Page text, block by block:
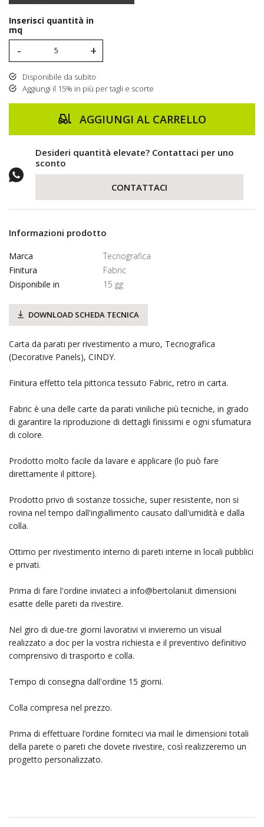
Inserisci quantità in
mq
- +
Disponibile da subito
Aggiungi il 15% in più per tagli e scorte
AGGIUNGI AL CARRELLO
Desideri quantità elevate? Contattaci per uno
sconto
CONTATTACI
Informazioni prodotto
Marca
Tecnografica
Finitura
Fabric
Disponibile in
15 gg
DOWNLOAD SCHEDA TECNICA
Carta da parati per rivestimento a muro, Tecnografica
(Decorative Panels), CINDY.
Finitura effetto tela pittorica tessuto Fabric, retro in carta.
Fabric è una delle carte da parati viniliche più tecniche, in grado
di garantire la riproduzione di dettagli finissimi e ogni sfumatura
di colore.
Prodotto molto facile da lavare e applicare (lo può fare
direttamente il pittore).
Prodotto privo di sostanze tossiche, super resistente, non si
rovina nel tempo dall'ingiallimento causato dall'umidità e dalla
colla.
Ottimo per rivestimento interno di pareti interne in locali pubblici
e privati.
Prima di fare l'ordine inviateci a info@bertolani.it dimensioni
esatte delle pareti da rivestire.
Nel giro di due-tre giorni lavorativi vi invieremo un visual
realizzato a doc per la vostra richiesta e il preventivo definitivo
comprensivo di trasporto e colla.
Tempo di consegna dall'ordine 15 giorni.
Colla compresa nel prezzo.
Prima di effettuare l’ordine forniteci via mail le dimensioni totali
della parete o pareti che dovete rivestire, così realizzeremo un
progetto personalizzato.